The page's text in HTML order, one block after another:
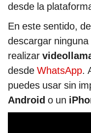
desde la
En este sentido,
descargar
realizar
desde WhatsApp.
puedes usar sin
Android o un